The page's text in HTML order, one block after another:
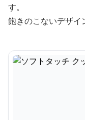
す。
飽きのこないデザイ